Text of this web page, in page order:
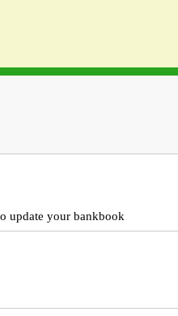
update your bankbook